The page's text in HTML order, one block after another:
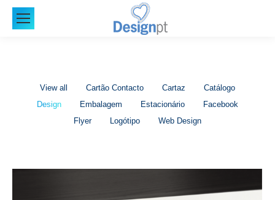
View all Cartão Contacto Cartaz
Catálogo
Design
Embalagem Estacionário
Facebook
Flyer
Logótipo Web Design